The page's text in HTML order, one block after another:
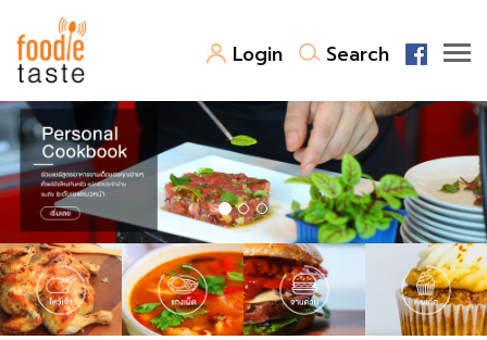
Login Search
สูตรอาหาร
สูตรอาหารล่าสุด
Top Foodie
พาไปชิม
สารพันก้นครัว
เคล็ดลับน่ารู้
FoodPedia